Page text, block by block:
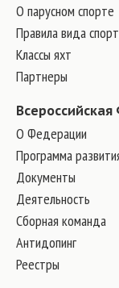
О парусном спорте
Правила вида
Классы яхт
Партнеры
О Федерации
Программа
Документы
Деятельность
Сборная команда
Антидопинг
Реестры